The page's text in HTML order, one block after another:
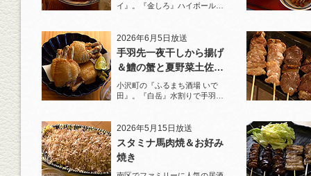
イ』。『金しろ』ハイボールで
2026年6月5日放送
手羽先一夜干しから揚げ
＆鱧の蟹と夏野菜土佐酢
ジュレがけ
小沢町の『ふるまち酒場 いで
田』。『白岳』水割りで手羽先
2026年5月15日放送
スタミナ馬肉焼＆お好み
焼き